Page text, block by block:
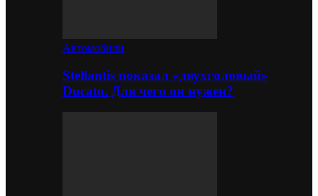
Автомобили
Stellantis показал «двухголовый»
Ducato. Для чего он нужен?